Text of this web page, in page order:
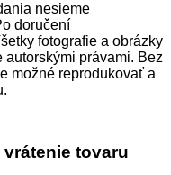
nesieme
doručení
fotografie a obrázky
právami. Bez
možné reprodukovať a
tovaru